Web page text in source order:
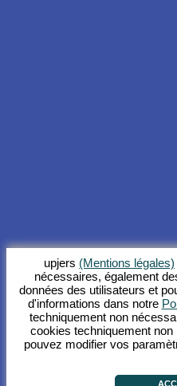
upjers (Mentions légales)
nécessaires, également
données des utilisateurs et
d'informations dans notre
techniquement non
cookies techniquement
pouvez modifier vos